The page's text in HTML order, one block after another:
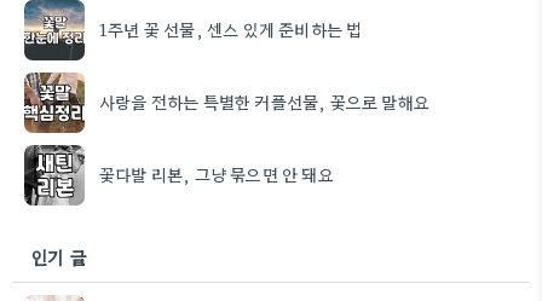
1주년 꽃 선물, 센스 있게 준비하는 법
사랑을 전하는 특별한 커플선물, 꽃으로 말해요
꽃다발 리본, 그냥 묶으면 안 돼요
인기 글